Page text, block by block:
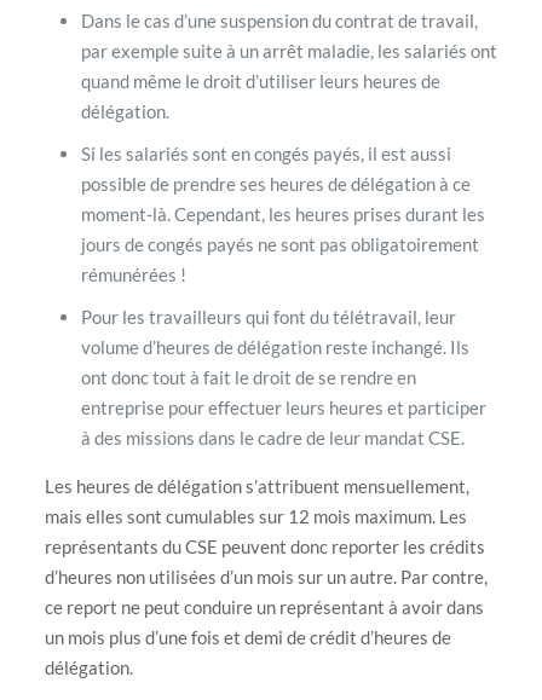
Dans le cas d’une suspension du contrat de travail,
par exemple suite à un arrêt maladie, les salariés ont
quand même le droit d’utiliser leurs heures de
délégation.
Si les salariés sont en congés payés, il est aussi
possible de prendre ses heures de délégation à ce
moment-là. Cependant, les heures prises durant les
jours de congés payés ne sont pas obligatoirement
rémunérées !
Pour les travailleurs qui font du télétravail, leur
volume d’heures de délégation reste inchangé. Ils
ont donc tout à fait le droit de se rendre en
entreprise pour effectuer leurs heures et participer
à des missions dans le cadre de leur mandat CSE.
Les heures de délégation s’attribuent mensuellement,
mais elles sont cumulables sur 12 mois maximum. Les
représentants du CSE peuvent donc reporter les crédits
d’heures non utilisées d’un mois sur un autre. Par contre,
ce report ne peut conduire un représentant à avoir dans
un mois plus d’une fois et demi de crédit d’heures de
délégation.